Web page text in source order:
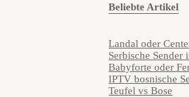
Beliebte Artikel
Landal oder
Serbische Sender
Babyforte oder
IPTV bosnische
Teufel vs Bose